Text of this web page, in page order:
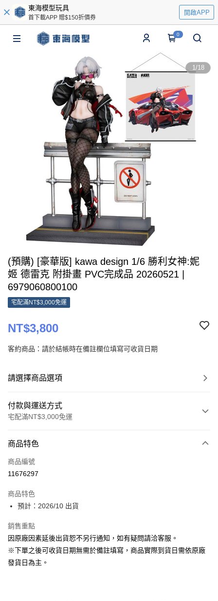
東海模型玩具
首下載APP 贈$150折價券
開啟APP
0
1/18
(預購) [豪華版] kawa design 1/6 勝利女神:妮
姬 德雷克 附掛畫 PVC完成品 20260521 |
6979060800100
宅配滿NT$3,000免運
NT$3,800
客約商品：請於結帳時在備註欄位填寫可收貨日期
請選擇商品選項
付款與運送方式
宅配滿NT$3,000免運
信用卡一次付款
Apple Pay
運送方式
預購-宅配(舊)
每筆NT$120，滿NT$3,000(含以上)免運費
商品特色
商品編號
11676297
商品特色
預計：2026/10 出貨
銷售重點
因原廠因素延後出貨恕不另行通知，如有疑問請洽客服。
※下單之後可收貨日期無需於備註填寫，商品實際到貨日需依原廠
發貨日為主。